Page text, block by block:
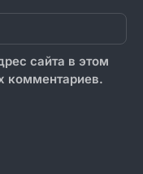
сайта в этом
комментариев.